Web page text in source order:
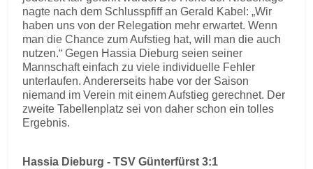
nagte nach dem Schlusspfiff an Gerald Kabel: „Wir
haben uns von der Relegation mehr erwartet. Wenn
man die Chance zum Aufstieg hat, will man die auch
nutzen.“ Gegen Hassia Dieburg seien seiner
Mannschaft einfach zu viele individuelle Fehler
unterlaufen. Andererseits habe vor der Saison
niemand im Verein mit einem Aufstieg gerechnet. Der
zweite Tabellenplatz sei von daher schon ein tolles
Ergebnis.
Hassia Dieburg - TSV Günterfürst 3:1